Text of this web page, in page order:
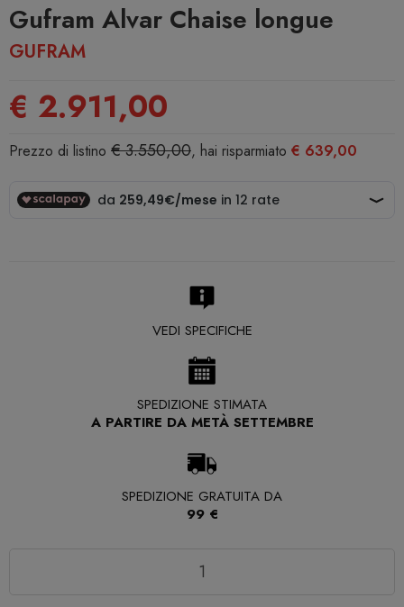
Gufram Alvar Chaise longue
GUFRAM
€ 2.911,00
Prezzo di listino € 3.550,00, hai risparmiato € 639,00
VEDI SPECIFICHE
SPEDIZIONE STIMATA
A PARTIRE DA METÀ SETTEMBRE
SPEDIZIONE GRATUITA DA
99 €